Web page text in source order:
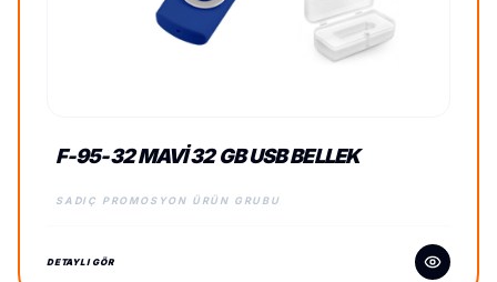
F-95-32 MAVI 32 GB USB BELLEK
SADIÇ PROMOSYON ÜRÜN GRUBU
DETAYLI GÖR